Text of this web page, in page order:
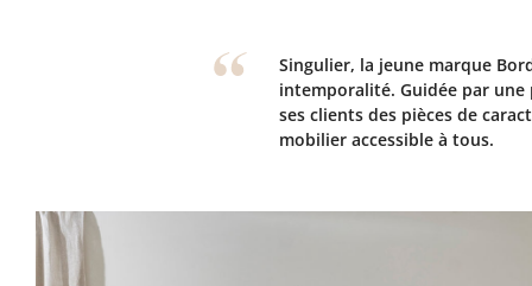
Singulier, la jeune marque
intemporalité. Guidée par
ses clients des pièces de
mobilier accessible à tous.